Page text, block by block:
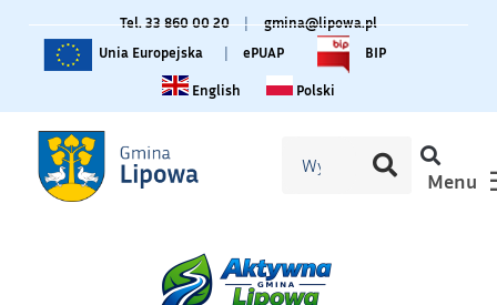
Tel. 33 860 00 20 |
gmina@lipowa.pl
Unia Europejska
| ePUAP
BIP
Change language to English
English Zmiana języka na polski
Polski
Menu